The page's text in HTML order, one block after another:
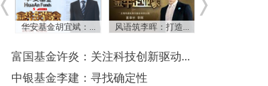
华安基金胡宜斌：... 风语筑李晖：打造...
富国基金许炎：关注科技创新驱动...
中银基金李建：寻找确定性